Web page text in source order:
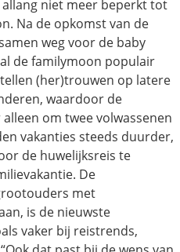
niet meer beperkt tot
Na de opkomst van de
weg voor de baby
de familymoon populair
(her)trouwen op latere
waardoor de
om twee volwassenen
vakanties steeds duurder,
de huwelijksreis te
De
met
is de nieuwste
vaker bij reistrends,